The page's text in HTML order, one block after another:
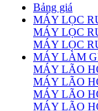
Bảng giá
MÁY LỌC
MÁY LỌC
MÁY LỌC
MÁY LÀM
MÁY LÃO
MÁY LÃO
MÁY LÃO
MÁY LÃO